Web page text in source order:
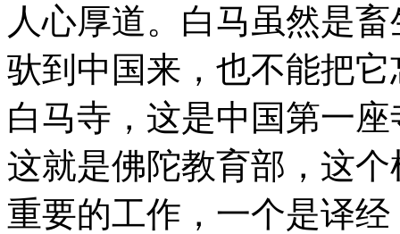
人心厚道。白马虽然是
驮到中国来，也不能把
白马寺，这是中国第一
这就是佛陀教育部，这
重要的工作，一个是译